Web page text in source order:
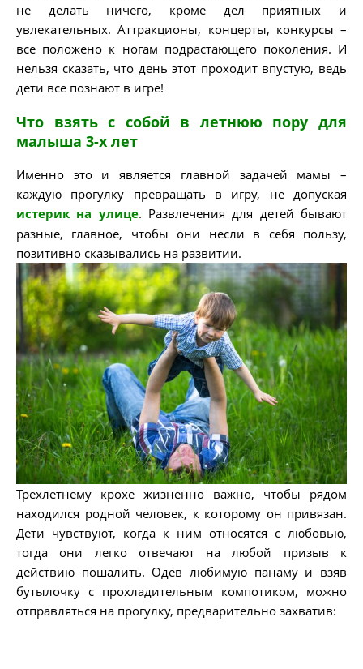
не делать ничего, кроме дел приятных и
увлекательных. Аттракционы, концерты, конкурсы –
все положено к ногам подрастающего поколения. И
нельзя сказать, что день этот проходит впустую, ведь
дети все познают в игре!
Что взять с собой в летнюю пору для
малыша 3-х лет
Именно это и является главной задачей мамы –
каждую прогулку превращать в игру, не допуская
истерик на улице. Развлечения для детей бывают
разные, главное, чтобы они несли в себя пользу,
позитивно сказывались на развитии.
Трехлетнему крохе жизненно важно, чтобы рядом
находился родной человек, к которому он привязан.
Дети чувствуют, когда к ним относятся с любовью,
тогда они легко отвечают на любой призыв к
действию пошалить. Одев любимую панаму и взяв
бутылочку с прохладительным компотиком, можно
отправляться на прогулку, предварительно захватив: